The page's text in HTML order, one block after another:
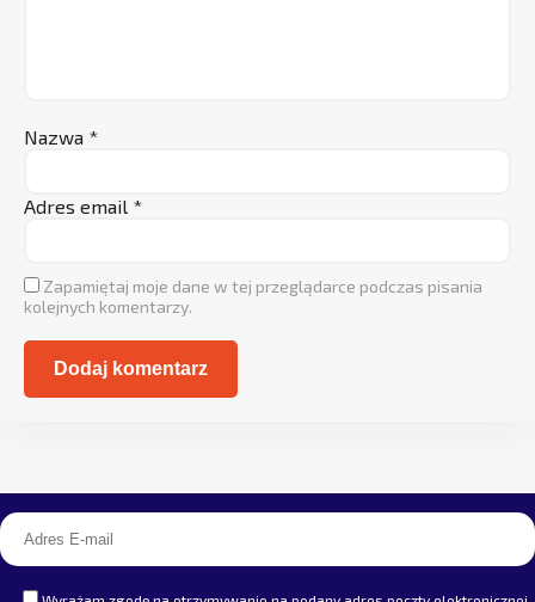
Nazwa *
Adres email *
Zapamiętaj moje dane w tej przeglądarce podczas pisania
kolejnych komentarzy.